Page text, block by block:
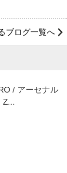
ブログ一覧へ
/ アーセナル
Z...